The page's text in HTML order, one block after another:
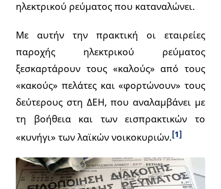
ηλεκτρικού ρεύματος που καταναλώνει.
Με αυτήν την πρακτική οι εταιρείες
παροχής ηλεκτρικού ρεύματος
ξεσκαρτάρουν τους «καλούς» από τους
«κακούς» πελάτες και «φορτώνουν» τους
δεύτερους στη ΔΕΗ, που αναλαμβάνει με
τη βοήθεια και των εισπρακτικών το
«κυνήγι» των λαϊκών νοικοκυριών.[1]